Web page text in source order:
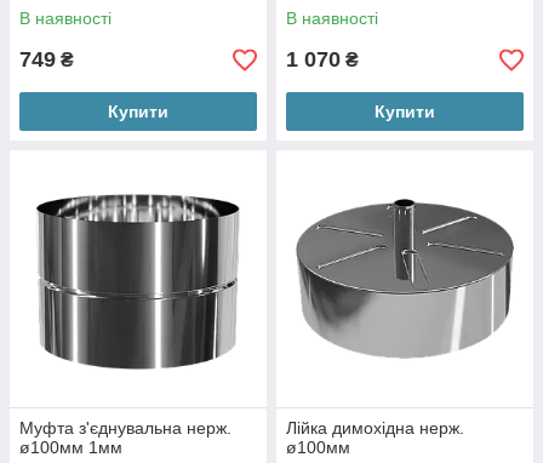
В наявності
749 ₴
Купити
В наявності
1 070 ₴
Купити
Муфта з'єднувальна нерж.
ø100мм 1мм
Лійка димохідна нерж.
ø100мм